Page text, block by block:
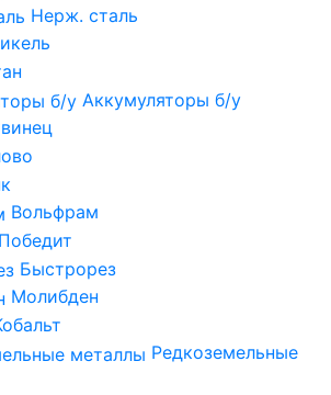
Нерж. сталь
Аккумуляторы б/у
Вольфрам
Победит
Быстрорез
Молибден
Редкоземельные